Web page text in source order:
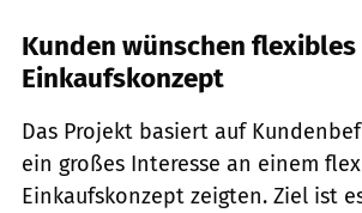
Kunden wünschen flexibles
Einkaufskonzept
Das Projekt basiert auf
ein großes Interesse an einem
Einkaufskonzept zeigten. Ziel ist